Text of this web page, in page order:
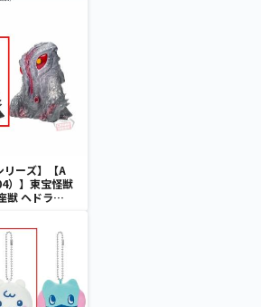
リーズ】【A
）】東宝怪獣
獣 ヘドラ